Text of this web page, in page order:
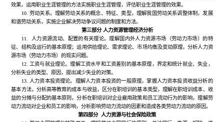
效果，运用职业生涯管理的方法实施职业生涯管理，评估职业生涯管理的效果。
10. 劳动关系。理解劳动关系的概念、特征、类型，理解我国劳动关系调整体制，发展
和谐劳动关系，实施企业解决劳动争议问题的制度和方法。
第三部分 人力资源管理经济分析
11. 人力资源流动、配置的有关理论。理解国内外人力资源市场（劳动力市场）的特
征、结构及运行的基本原理；运用供给理论、需求理论、市场均衡及变动原理，分析人力资
源市场（劳动力市场）的现实问题。
12. 工资与就业理论。理解工资水平和工资差别的基本原理，界定和统计就业、失业，
分析失业的类型、原因，提出减少失业的对策。
13. 人力资本投资理论。理解人力资本投资的一般原理，掌握人力资本投资收益分析的
基本方法，分析高等教育的成本与收益，区分在职培训的基本类型，理解在职培训成本、收
益的分摊与分配的基本原则，分析在职培训对企业雇用政策和员工流动行为的影响，理解劳
动力流动对企业和员工的影响，分析影响劳动力流动的因素和造成各类劳动力流动的原因。
第四部分 人力资源与社会保险政策